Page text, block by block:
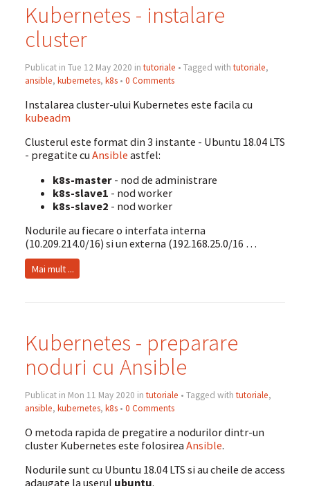
Kubernetes - instalare
cluster
Publicat in Tue 12 May 2020 in tutoriale • Tagged with tutoriale,
ansible, kubernetes, k8s• 0 Comments
Instalarea cluster-ului Kubernetes este facila cu
kubeadm
Clusterul este format din 3 instante - Ubuntu 18.04 LTS
- pregatite cu Ansible astfel:
k8s-master- nod de administrare
k8s-slave1 - nod worker
k8s-slave2 - nod worker
Nodurile au fiecare o interfata interna
(10.209.214.0/16) si un externa (192.168.25.0/16 …
Mai mult ...
Kubernetes - preparare
noduri cu Ansible
Publicat in Mon 11 May 2020 in tutoriale • Tagged with tutoriale,
ansible, kubernetes, k8s• 0 Comments
O metoda rapida de pregatire a nodurilor dintr-un
cluster Kubernetes este folosirea Ansible.
Nodurile sunt cu Ubuntu 18.04 LTS si au cheile de access
adaugate la userul ubuntu.